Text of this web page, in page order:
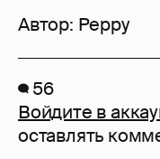
Автор: Peppy
56
Войдите в
оставлять